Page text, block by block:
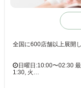
日曜日:10:00〜02:30
1:30, 火…